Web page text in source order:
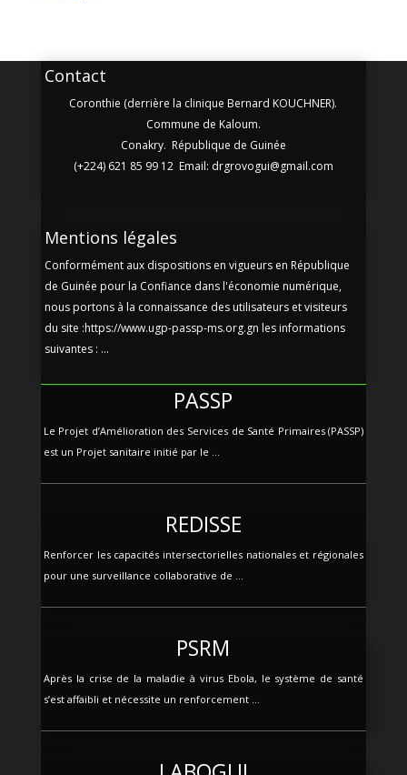
Contact
Coronthie (derrière la clinique Bernard KOUCHNER).
Commune de Kaloum.
Conakry. République de Guinée
(+224) 621 85 99 12 Email: drgrovogui@gmail.com
Mentions légales
Conformément aux dispositions en vigueurs en République
de Guinée pour la Confiance dans l'économie numérique,
nous portons à la connaissance des utilisateurs et visiteurs
du site :https://www.ugp-passp-ms.org.gn les informations
suivantes : ...
PASSP
Le Projet d’Amélioration des Services de Santé Primaires (PASSP)
est un Projet sanitaire initié par le ...
REDISSE
Renforcer les capacités intersectorielles nationales et régionales
pour une surveillance collaborative de ...
PSRM
Après la crise de la maladie à virus Ebola, le système de santé
s’est affaibli et nécessite un renforcement ...